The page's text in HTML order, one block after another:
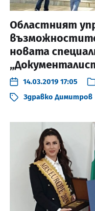
Областният
новата
14.03.2019 17:05
Здравко Димитров